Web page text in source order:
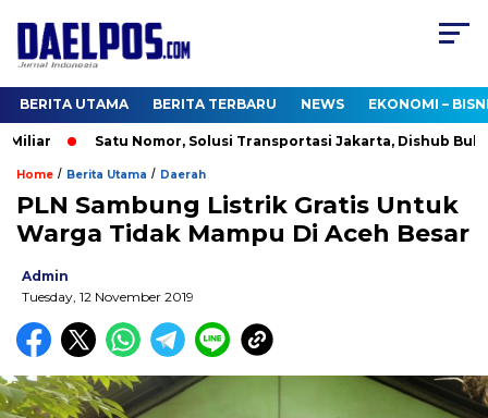
BERITA UTAMA BERITA TERBARU NEWS EKONOMI –
Satu Nomor, Solusi Transportasi Jakarta, Dishub Buka
Home / Berita Utama / Daerah
PLN Sambung Listrik Gratis Untuk
Warga Tidak Mampu Di Aceh Besar
Admin
Tuesday, 12 November 2019